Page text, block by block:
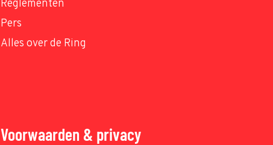
Reglementen
Pers
Alles over de Ring
Voorwaarden & privacy